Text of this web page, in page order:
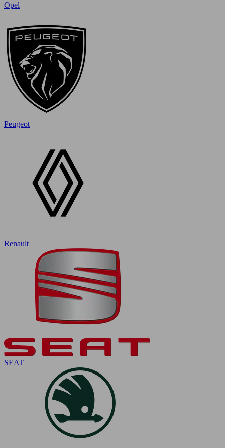
Opel
Peugeot
Renault
SEAT